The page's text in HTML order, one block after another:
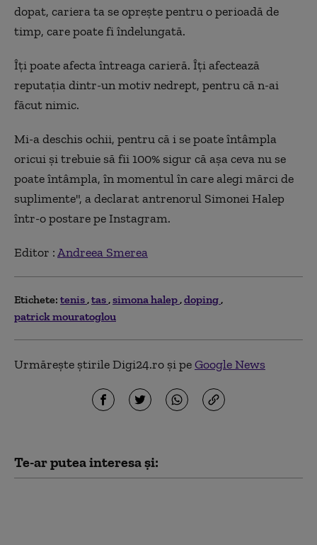
dopat, cariera ta se oprește pentru o perioadă de
timp, care poate fi îndelungată.
Îți poate afecta întreaga carieră. Îți afectează
reputația dintr-un motiv nedrept, pentru că n-ai
făcut nimic.
Mi-a deschis ochii, pentru că i se poate întâmpla
oricui și trebuie să fii 100% sigur că așa ceva nu se
poate întâmpla, în momentul în care alegi mărci de
suplimente", a declarat antrenorul Simonei Halep
într-o postare pe Instagram.
Editor :Andreea Smerea
Etichete: tenis tas simona halep doping
patrick mouratoglou
Urmărește știrile Digi24.ro și peGoogle News
Te-ar putea interesa și: